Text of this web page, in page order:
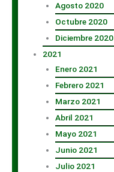
Agosto 2020
Octubre 2020
Diciembre 2020
2021
Enero 2021
Febrero 2021
Marzo 2021
Abril 2021
Mayo 2021
Junio 2021
Julio 2021